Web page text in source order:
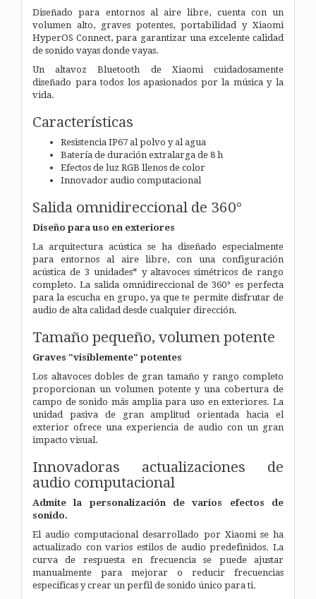
Diseñado para entornos al aire libre, cuenta con un
volumen alto, graves potentes, portabilidad y Xiaomi
HyperOS Connect, para garantizar una excelente calidad
de sonido vayas donde vayas.
Un altavoz Bluetooth de Xiaomi cuidadosamente
diseñado para todos los apasionados por la música y la
vida.
Características
Resistencia IP67 al polvo y al agua
Batería de duración extralarga de 8 h
Efectos de luz RGB llenos de color
Innovador audio computacional
Salida omnidireccional de 360°
Diseño para uso en exteriores
La arquitectura acústica se ha diseñado especialmente
para entornos al aire libre, con una configuración
acústica de 3 unidades* y altavoces simétricos de rango
completo. La salida omnidireccional de 360° es perfecta
para la escucha en grupo, ya que te permite disfrutar de
audio de alta calidad desde cualquier dirección.
Tamaño pequeño, volumen potente
Graves "visiblemente" potentes
Los altavoces dobles de gran tamaño y rango completo
proporcionan un volumen potente y una cobertura de
campo de sonido más amplia para uso en exteriores. La
unidad pasiva de gran amplitud orientada hacia el
exterior ofrece una experiencia de audio con un gran
impacto visual.
Innovadoras actualizaciones de
audio computacional
Admite la personalización de varios efectos de
sonido.
El audio computacional desarrollado por Xiaomi se ha
actualizado con varios estilos de audio predefinidos. La
curva de respuesta en frecuencia se puede ajustar
manualmente para mejorar o reducir frecuencias
específicas y crear un perfil de sonido único para ti.